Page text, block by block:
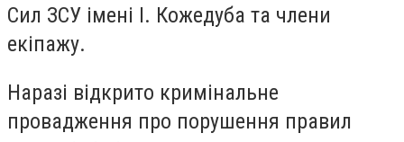
Сил ЗСУ імені І. Кожедуба та члени
екіпажу.
Наразі відкрито кримінальне
провадження про порушення правил